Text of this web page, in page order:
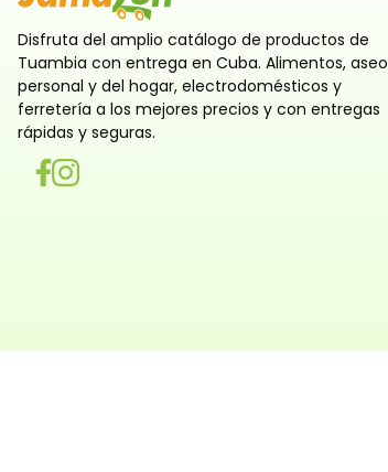
Disfruta del amplio catálogo de productos de
Tuambia con entrega en Cuba. Alimentos, aseo
personal y del hogar, electrodomésticos y
ferretería a los mejores precios y con entregas
rápidas y seguras.